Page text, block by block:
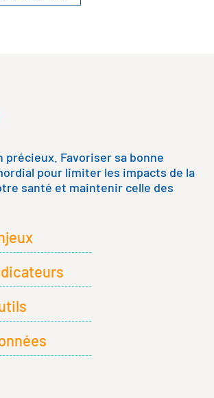
précieux. Favoriser sa bonne
pour limiter les impacts de la
santé et maintenir celle des